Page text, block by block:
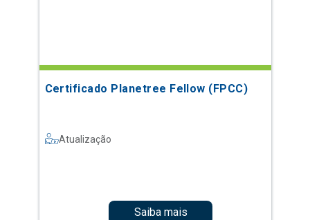
Certificado Planetree Fellow (FPCC)
Atualização
Saiba mais